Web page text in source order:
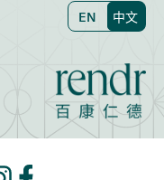
EN 中文